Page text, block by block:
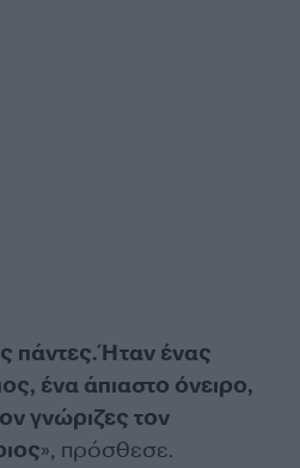
πάντες. Ήταν ένας
ένα άπιαστο όνειρο,
γνώριζες τον
», πρόσθεσε.